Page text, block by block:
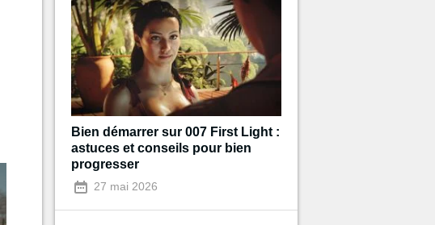
Bien démarrer sur 007 First Light :
astuces et conseils pour bien
progresser
27 mai 2026